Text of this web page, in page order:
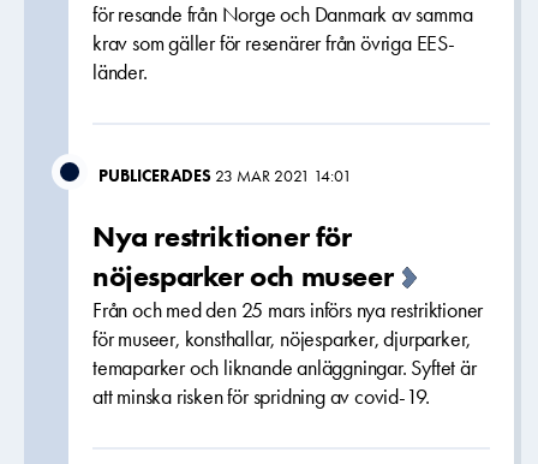
för resande från Norge och Danmark av samma
krav som gäller för resenärer från övriga EES-
länder.
PUBLICERADES 23 MAR 2021 14:01
Nya restriktioner för
nöjesparker och museer
Från och med den 25 mars införs nya restriktioner
för museer, konsthallar, nöjesparker, djurparker,
temaparker och liknande anläggningar. Syftet är
att minska risken för spridning av covid-19.